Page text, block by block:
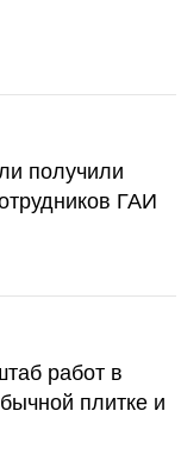
получили
ГАИ
работ в
плитке и